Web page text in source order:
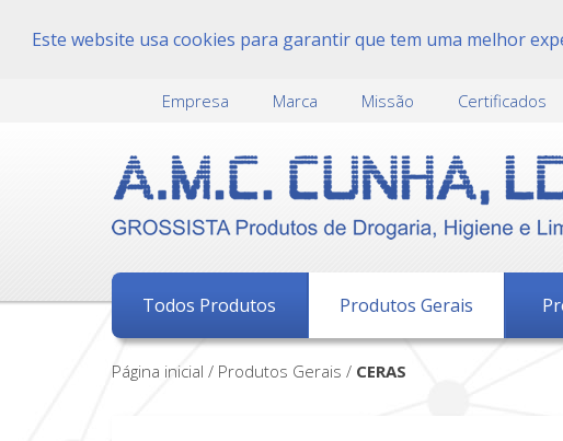
Este website usa cookies para garantir que tem uma melhor
Empresa Marca Missão Certificados
Todos Produtos Produtos Gerais
Página inicial / Produtos Gerais / CERAS